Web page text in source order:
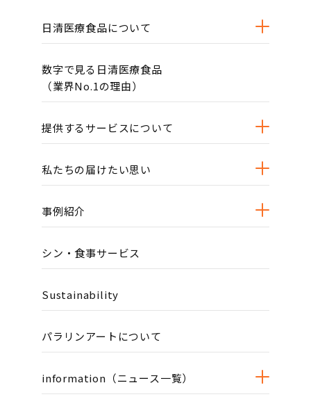
日清医療食品について
数字で見る日清医療食品
（業界No.1の理由）
提供するサービスについて
私たちの届けたい思い
事例紹介
シン・食事サービス
Sustainability
パラリンアートについて
information（ニュース一覧）